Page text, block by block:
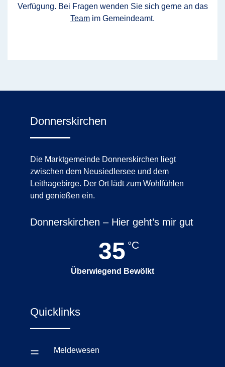
Verfügung. Bei Fragen wenden Sie sich gerne an das
Team im Gemeindeamt.
Donnerskirchen
Die Marktgemeinde Donnerskirchen liegt
zwischen dem Neusiedlersee und dem
Leithagebirge. Der Ort lädt zum Wohlfühlen
und genießen ein.
Donnerskirchen – Hier geht’s mir gut
35 °C
Überwiegend Bewölkt
Quicklinks
= Meldewesen